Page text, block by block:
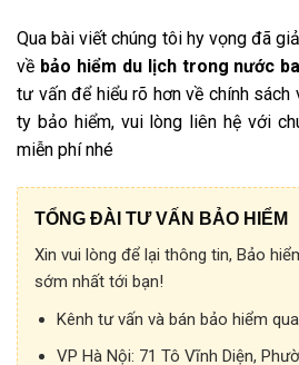
Qua bài viết chúng tôi hy vọng đã
về bảo hiểm du lịch trong nước
tư vấn để hiểu rõ hơn về chính sách
ty bảo hiểm, vui lòng liên hệ với
miễn phí nhé
TỔNG ĐÀI TƯ VẤN BẢO HIỂM
Xin vui lòng để lại thông tin, Bảo
sớm nhất tới bạn!
Kênh tư vấn và bán bảo hiểm
VP Hà Nội: 71 Tô Vĩnh Diện,